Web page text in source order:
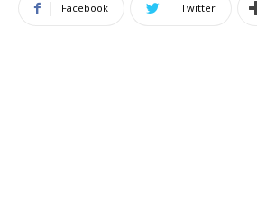
Facebook Twitter